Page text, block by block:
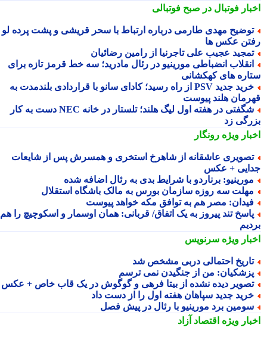
فوتبال در صبح فوتبالی
مهدی طارمی درباره ارتباط با سحر قریشی و پشت پرده لو
عکس ها
عجیب علی تاجرنیا از رامین رضائیان
انضباطی مورینیو در رئال مادرید؛ سه خط قرمز تازه برای
های کهکشانی
خرید جدید PSV از راه رسید؛ کادای سانو با قراردادی بلندمدت به
هلند پیوست
شگفتی در هفته اول لیگ هلند؛ تلستار در خانه NEC دست به کار
زد
ویژهرونگار
عاشقانه از شاهرخ استخری و همسرش پس از شایعات
+ عکس
برناردو با شرایط بدی به رئال اضافه شده
سه روزه سازمان بورس به مالک باشگاه استقلال
مصر هم به توافق مکه خواهد پیوست
تند پیروز به یک اتفاق/ قربانی: همان اوسمار و اسکوچیچ را هم
ویژهسرنویس
احتمالی دربی مشخص شد
من از جنگیدن نمی ترسم
دیده نشده از بیتا فرهی و گوگوش در یک قاب خاص + عکس
جدید سپاهان هفته اول را از دست داد
برد مورینیو با رئال در پیش فصل
ویژهاقتصاد آزاد